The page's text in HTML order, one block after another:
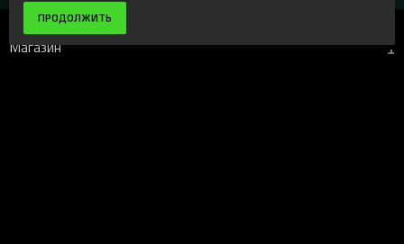
Магазин +
ПРОДОЛЖИТЬ